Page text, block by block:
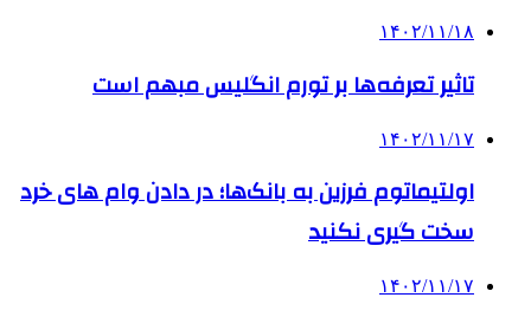
۱۴۰۲/۱۱/۱۸
تاثیر تعرفه‎‌ها بر تورم انگلیس مبهم است
۱۴۰۲/۱۱/۱۷
اولتیماتوم فرزین به بانک‌ها؛ در دادن وام های خرد
سخت گیری نکنید
۱۴۰۲/۱۱/۱۷